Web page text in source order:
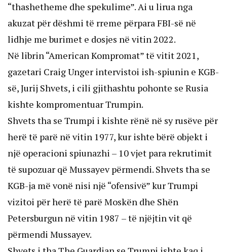
“thashetheme dhe spekulime”. Ai u lirua nga
akuzat për dëshmi të rreme përpara FBI-së në
lidhje me burimet e dosjes në vitin 2022.
Në librin “American Kompromat” të vitit 2021,
gazetari Craig Unger intervistoi ish-spiunin e KGB-
së, Jurij Shvets, i cili gjithashtu pohonte se Rusia
kishte kompromentuar Trumpin.
Shvets tha se Trumpi i kishte rënë në sy rusëve për
herë të parë në vitin 1977, kur ishte bërë objekt i
një operacioni spiunazhi – 10 vjet para rekrutimit
të supozuar që Mussayev përmendi. Shvets tha se
KGB-ja më vonë nisi një “ofensivë” kur Trumpi
vizitoi për herë të parë Moskën dhe Shën
Petersburgun në vitin 1987 – të njëjtin vit që
përmendi Mussayev.